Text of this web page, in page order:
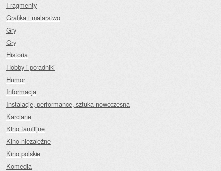
Fragmenty
Grafika i malarstwo
Gry
Gry
Historia
Hobby i poradniki
Humor
Informacja
Instalacje, performance, sztuka nowoczesna
Karciane
Kino familijne
Kino niezależne
Kino polskie
Komedia